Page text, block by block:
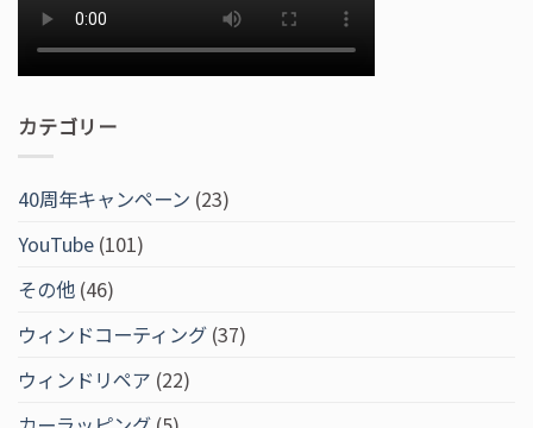
カテゴリー
40周年キャンペーン (23)
YouTube (101)
その他 (46)
ウィンドコーティング (37)
ウィンドリペア (22)